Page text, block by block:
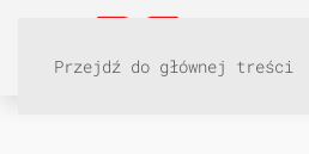
Przejdź do głównej treści